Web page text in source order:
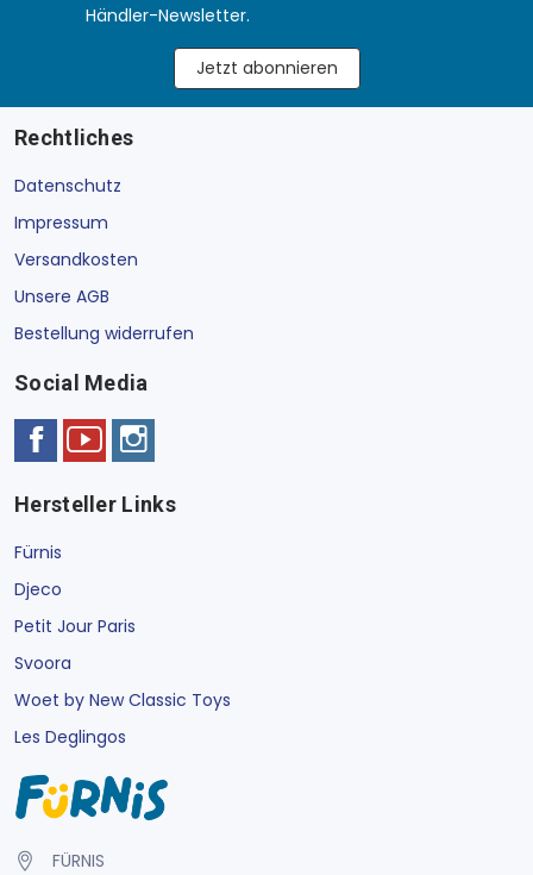
Händler-Newsletter.
Jetzt abonnieren
Rechtliches
Datenschutz
Impressum
Versandkosten
Unsere AGB
Bestellung widerrufen
Social Media
Hersteller Links
Fürnis
Djeco
Petit Jour Paris
Svoora
Woet by New Classic Toys
Les Deglingos
FÜRNIS